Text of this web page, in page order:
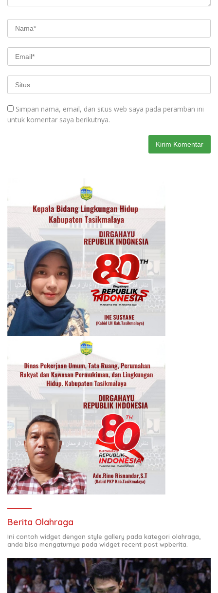
Simpan nama, email, dan situs web saya pada peramban ini
untuk komentar saya berikutnya.
Berita Olahraga
Ini contoh widget dengan style gallery pada kategori olahraga,
anda bisa mengaturnya pada widget recent post wpberita.